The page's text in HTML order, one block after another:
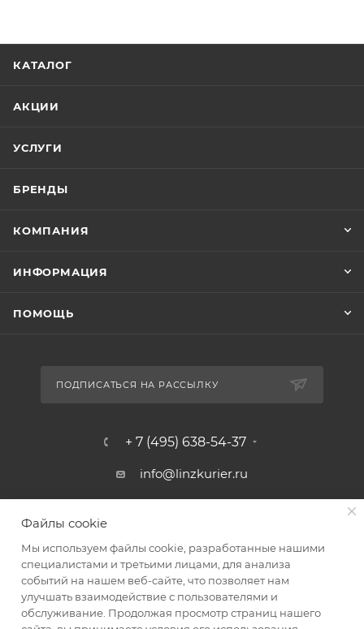
КАТАЛОГ
АКЦИИ
УСЛУГИ
БРЕНДЫ
КОМПАНИЯ
ИНФОРМАЦИЯ
ПОМОЩЬ
ПОДПИСАТЬСЯ НА РАССЫЛКУ
+ 7 (495) 638-54-37
info@linzkurier.ru
Файлы cookie
Мы используем файлы cookie, разработанные нашими
специалистами и третьими лицами, для анализа
событий на нашем веб-сайте, что позволяет нам
улучшать взаимодействие с пользователями и
обслуживание. Продолжая просмотр страниц нашего